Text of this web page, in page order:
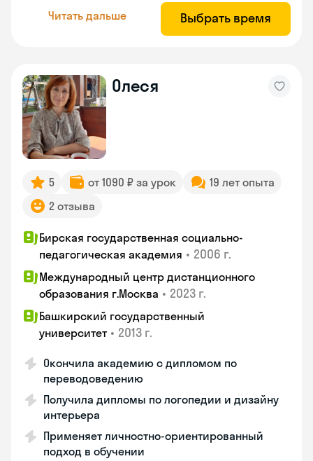
Читать дальше Выбрать время
Олеся
5 от 1090 ₽ за урок
19 лет опыта
2 отзыва
Бирская государственная социально-
педагогическая академия • 2006 г.
Международный центр дистанционного
образования г.Москва • 2023 г.
Башкирский государственный
университет • 2013 г.
Окончила академию с дипломом по
переводоведению
Получила дипломы по логопедии и дизайну
интерьера
Применяет личностно-ориентированный
подход в обучении